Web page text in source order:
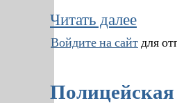
Читать далее
Войдите на сайтдля